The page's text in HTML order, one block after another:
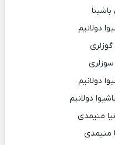
باشینا
دولانیم
سوزلری
دولانیم
دولانیم
منیمدی
منیمدی